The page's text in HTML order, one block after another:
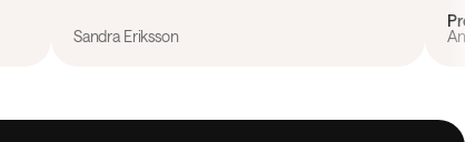
Sandra Eriksson